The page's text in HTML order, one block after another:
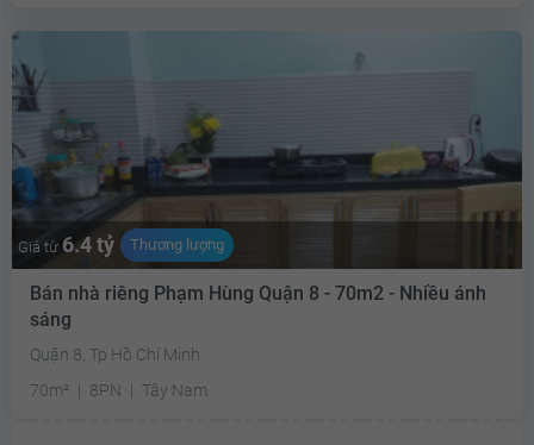
Giá từ 6.4 tỷ Thương lượng
Bán nhà riêng Phạm Hùng Quận 8 - 70m2 - Nhiều ánh
sáng
Quận 8, Tp Hồ Chí Minh
70m²
8PN Tây Nam